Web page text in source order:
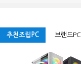
추천조립PC 브랜드PC